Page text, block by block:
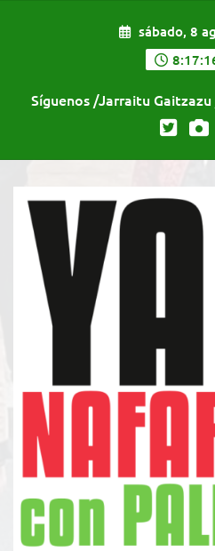
sábado, 8
Síguenos /Jarraitu